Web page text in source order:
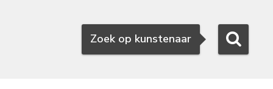
Zoeken
Zoek op kunstenaar